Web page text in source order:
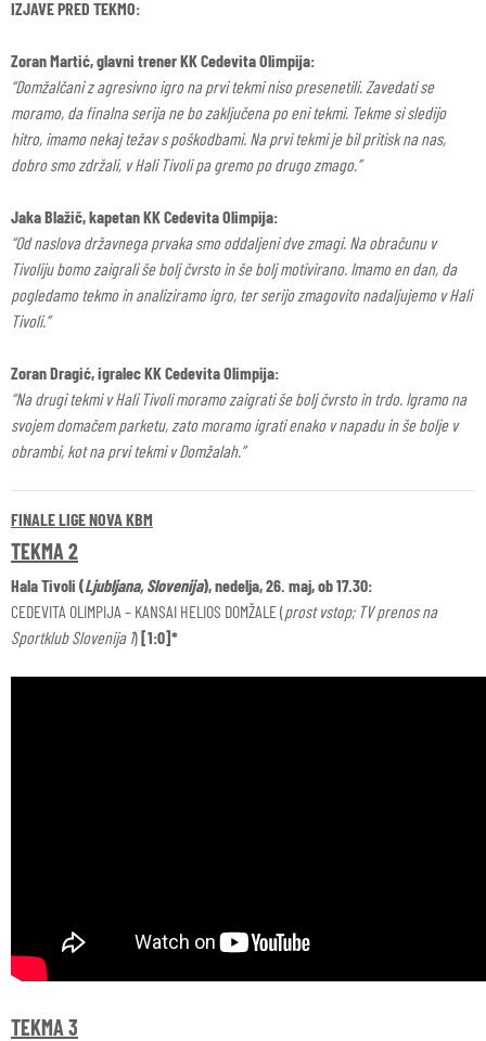
IZJAVE PRED TEKMO:
Zoran Martić, glavni trener KK Cedevita Olimpija:
“Domžalčani z agresivno igro na prvi tekmi niso presenetili. Zavedati se
moramo, da finalna serija ne bo zaključena po eni tekmi. Tekme si sledijo
hitro, imamo nekaj težav s poškodbami. Na prvi tekmi je bil pritisk na nas,
dobro smo zdržali, v Hali Tivoli pa gremo po drugo zmago.”
Jaka Blažič, kapetan KK Cedevita Olimpija:
“Od naslova državnega prvaka smo oddaljeni dve zmagi. Na obračunu v
Tivoliju bomo zaigrali še bolj čvrsto in še bolj motivirano. Imamo en dan, da
pogledamo tekmo in analiziramo igro, ter serijo zmagovito nadaljujemo v Hali
Tivoli.”
Zoran Dragić, igralec KK Cedevita Olimpija:
“Na drugi tekmi v Hali Tivoli moramo zaigrati še bolj čvrsto in trdo. Igramo na
svojem domačem parketu, zato moramo igrati enako v napadu in še bolje v
obrambi, kot na prvi tekmi v Domžalah.”
FINALE LIGE NOVA KBM
TEKMA 2
Hala Tivoli (Ljubljana, Slovenija), nedelja, 26. maj, ob 17.30:
CEDEVITA OLIMPIJA – KANSAI HELIOS DOMŽALE (prost vstop; TV prenos na
Sportklub Slovenija 1)[1:0]*
TEKMA 3